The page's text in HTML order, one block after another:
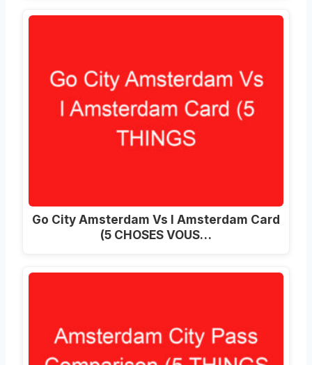
Go City Amsterdam Vs I Amsterdam Card
(5 CHOSES VOUS…